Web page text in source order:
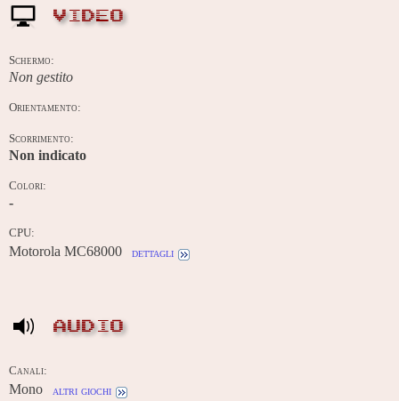
VIDEO
Schermo:
Non gestito
Orientamento:
Scorrimento:
Non indicato
Colori:
-
CPU:
Motorola MC68000 dettagli
AUDIO
Canali:
Mono altri giochi